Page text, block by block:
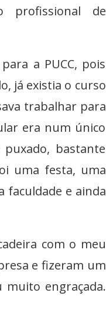
profissional de
a PUCC, pois
já existia o curso
trabalhar para
era num único
bastante
uma festa, uma
faculdade e ainda
com o meu
e fizeram um
muito engraçada.